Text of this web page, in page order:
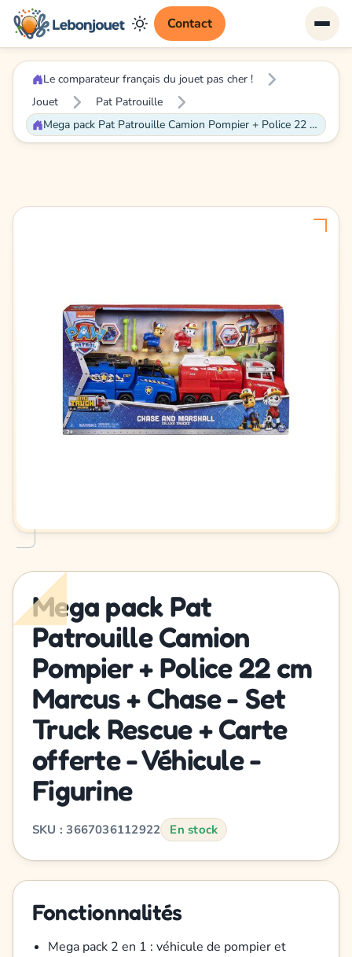
Contact
Le comparateur français du jouet pas cher !
Jouet
Pat Patrouille
Mega pack Pat Patrouille Camion Pompier + Police 22 cm Marcus + Chase - Set Truck Rescue + Carte offerte - Véhicule - Figurine
Mega pack Pat
Patrouille Camion
Pompier + Police 22 cm
Marcus + Chase - Set
Truck Rescue + Carte
offerte - Véhicule -
Figurine
SKU : 3667036112922 En stock
Fonctionnalités
Mega pack 2 en 1 : véhicule de pompier et